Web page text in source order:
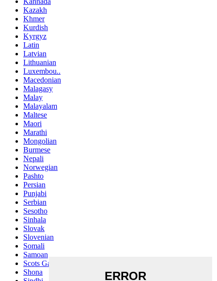
Kazakh
Khmer
Kurdish
Kyrgyz
Latin
Latvian
Lithuanian
Luxembou..
Macedonian
Malagasy
Malay
Malayalam
Maltese
Maori
Marathi
Mongolian
Burmese
Nepali
Norwegian
Pashto
Persian
Punjabi
Serbian
Sesotho
Sinhala
Slovak
Slovenian
Somali
Samoan
Scots Gaelic
Shona